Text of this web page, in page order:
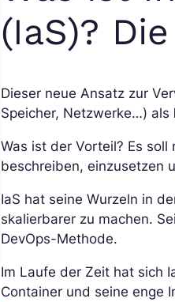
(IaS)?
Dieser neue Ansatz zur
Speicher, Netzwerke…) als
Was ist der Vorteil? Es
beschreiben, einzusetzen
IaS hat seine Wurzeln in
skalierbarer zu machen.
DevOps-Methode.
Im Laufe der Zeit hat sich
Container und seine enge